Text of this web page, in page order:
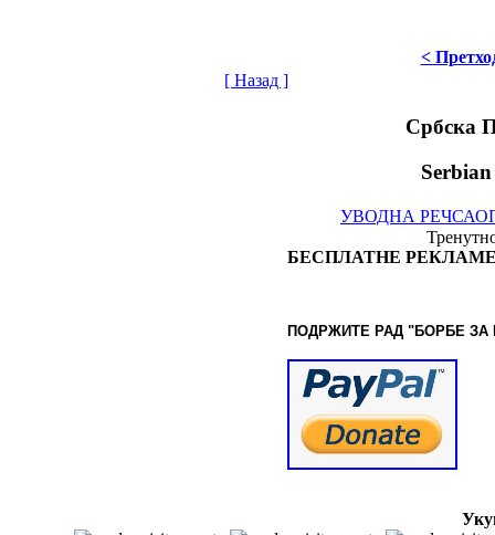
<
[ Назад ]
Србска
УВОДНА РЕЧ
БЕСПЛАТНЕ
ПОДРЖИТЕ РАД "БОРБЕ ЗА